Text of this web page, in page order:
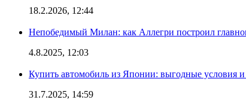
18.2.2026, 12:44
Непобедимый Милан: как Аллегри построил
4.8.2025, 12:03
Купить автомобиль из Японии: выгодные условия и
31.7.2025, 14:59